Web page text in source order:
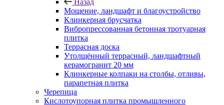
Назад
Мощение, ландшафт и благоустройство
Клинкерная брусчатка
Вибропрессованная бетонная тротуарная
плитка
Террасная доска
Утолщённый террасный, ландшафтный
керамогранит 20 мм
Клинкерные колпаки на столбы, отливы,
парапетная плитка
Черепица
Кислотоупорная плитка промышленного